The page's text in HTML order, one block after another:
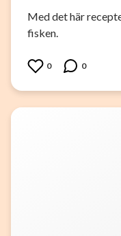
Med det här
fisken.
0 0